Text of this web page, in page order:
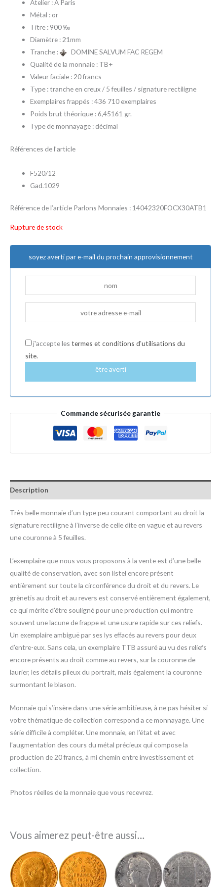
Atelier : A Paris
Métal : or
Titre : 900 ‰
Diamètre : 21mm
Tranche :
DOMINE SALVUM FAC REGEM
Qualité de la monnaie : TB+
Valeur faciale : 20 francs
Type : tranche en creux / 5 feuilles / signature rectiligne
Exemplaires frappés : 436 710 exemplaires
Poids brut théorique : 6,45161 gr.
Type de monnayage : décimal
Références de l’article
F520/12
Gad.1029
Référence de l’article Parlons Monnaies : 14042320FOCX30ATB1
Rupture de stock
soyez averti par e-mail du prochain approvisionnement
j'accepte les termes et conditions d'utilisations du
site.
être averti
Commande sécurisée garantie
Description
Très belle monnaie d’un type peu courant comportant au droit la
signature rectiligne à l’inverse de celle dite en vague et au revers
une couronne à 5 feuilles.
L’exemplaire que nous vous proposons à la vente est d’une belle
qualité de conservation, avec son listel encore présent
entièrement sur toute la circonférence du droit et du revers. Le
grènetis au droit et au revers est conservé entièrement également,
ce qui mérite d’être souligné pour une production qui montre
souvent une lacune de frappe et une usure rapide sur ces reliefs.
Un exemplaire ambiguë par ses lys effacés au revers pour deux
d’entre-eux. Sans cela, un exemplaire TTB assuré au vu des reliefs
encore présents au droit comme au revers, sur la couronne de
laurier, les détails pileux du portrait, mais également la couronne
surmontant le blason.
Monnaie qui s’insère dans une série ambitieuse, à ne pas hésiter si
votre thématique de collection correspond a ce monnayage. Une
série difficile à compléter. Une monnaie, en l’état et avec
l’augmentation des cours du métal précieux qui compose la
production de 20 francs, à mi chemin entre investissement et
collection.
Photos réelles de la monnaie que vous recevrez.
Vous aimerez peut-être aussi…